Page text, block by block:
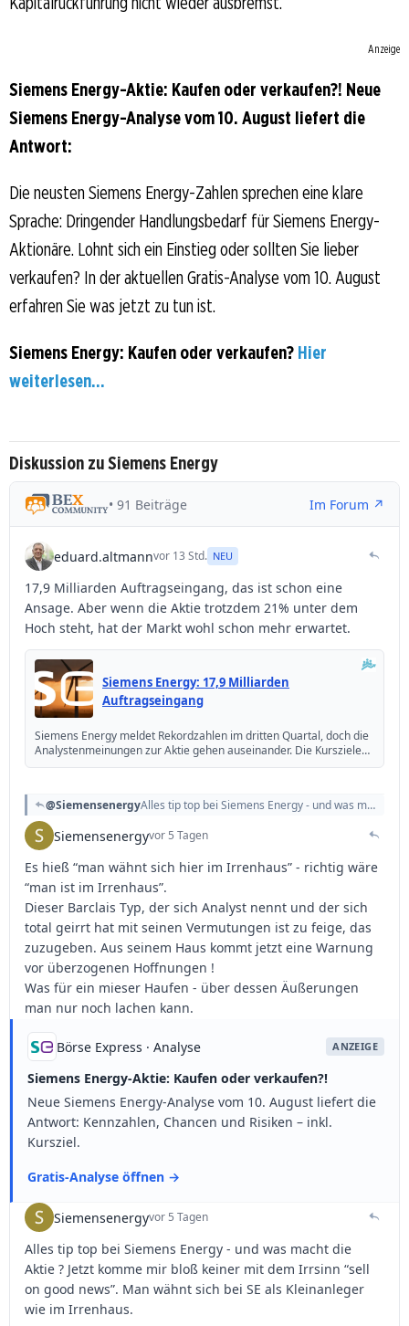
Anzeige
Siemens Energy-Aktie: Kaufen oder verkaufen?! Neue
Siemens Energy-Analyse vom 10. August liefert die
Antwort:
Die neusten Siemens Energy-Zahlen sprechen eine klare
Sprache: Dringender Handlungsbedarf für Siemens Energy-
Aktionäre. Lohnt sich ein Einstieg oder sollten Sie lieber
verkaufen? In der aktuellen Gratis-Analyse vom 10. August
erfahren Sie was jetzt zu tun ist.
Siemens Energy: Kaufen oder verkaufen? Hier
weiterlesen...
Diskussion zu Siemens Energy